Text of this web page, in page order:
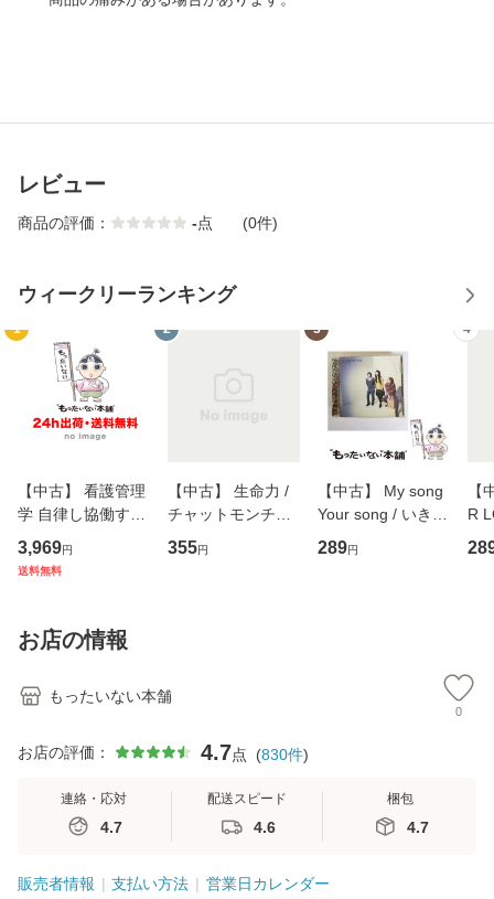
レビュー
商品の評価： -点 (0件)
ウィークリーランキング
1
【中古】 看護管理
学 自律し協働する
専門職の看護マネ
ジメントスキル 改
恵 藤本幸三 / 南江
堂 [単行
3,969円
送料無料
2
【中古】 生命力 /
チャットモンチー /
キューンレコード
[CD]【メール便送
355円
3
【中古】 My song
Your song / いきも
のがかり / [CD]
【メール便送料無
289円
4
【
R
産
お店の情報
もったいない本舗
0
お店の評価： 4.7点 (830件)
連絡・応対
4.7
配送スピード
4.6
梱包
4.7
販売者情報 支払い方法 営業日カレンダー